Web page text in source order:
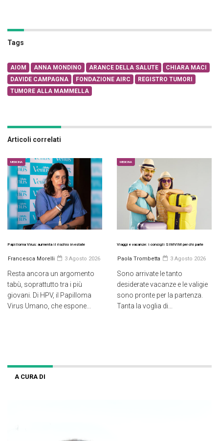
Tags
AIOM ANNA MONDINO ARANCE DELLA SALUTE
CHIARA MACI
DAVIDE CAMPAGNA
FONDAZIONE AIRC
REGISTRO TUMORI
TUMORE ALLA MAMMELLA
Articoli correlati
MEDICINA
Papilloma Virus: aumenta il rischio in estate
Francesca Morelli 3 Agosto 2026
Resta ancora un argomento
tabù, soprattutto tra i più
giovani. Di HPV, il Papilloma
Virus Umano, che espone...
MEDICINA
Viaggi e vacanze: i consigli SIMVIM per chi parte
Paola Trombetta 3 Agosto 2026
Sono arrivate le tanto
desiderate vacanze e le valigie
sono pronte per la partenza.
Tanta la voglia di...
A CURA DI